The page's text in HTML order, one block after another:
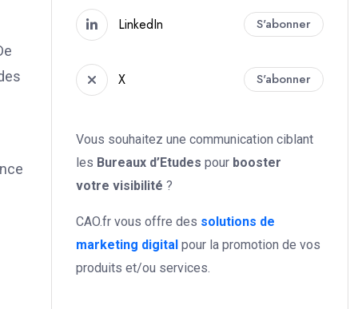
LinkedIn S'abonner
X S'abonner
Vous souhaitez une communication ciblant
les Bureaux d’Etudes pour booster
votre visibilité ?
CAO.fr vous offre des solutions de
marketing digital pour la promotion de vos
produits et/ou services.